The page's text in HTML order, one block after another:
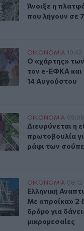
Άνοιξε η
που λήγουν σε
πληρωμών από
ΟΙΚΟΝΟΜΙΑ 10:42
Ο «χάρτης»
Ο «χάρτης»
τον e-ΕΦΚΑ και
14 Αυγούστου
εθνικήΟΙΚΟΝΟΜΙΑ 09:08
Διευρύνεται η
Διευρύνεται η
πρωτοβουλία
ράφι των
Τράπεζα:
ΟΙΚΟΝΟΜΙΑ 08:12
Ελληνική
Ελληνική
Με «προίκα» 2
δρόμο για
μικρομεσαίες